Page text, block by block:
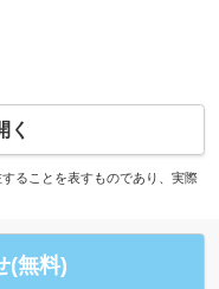
く
ることを表すものであり、実際
(無料)